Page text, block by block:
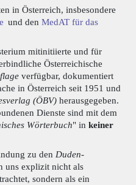
in Österreich, insbesondere
und den MedAT für das
mitinitiierte und für
Österreichische
verfügbar, dokumentiert
in Österreich seit 1951 und
(ÖBV) herausgegeben.
Dienste sind mit dem
Wörterbuch" in keiner
zu den Duden-
uns explizit nicht als
sondern als ein